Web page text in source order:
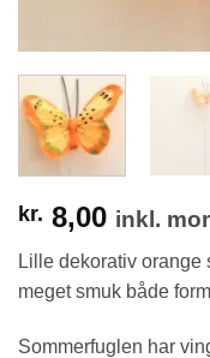
kr. 8,00 inkl.
Lille dekorativ orange
meget smuk både
Sommerfuglen har